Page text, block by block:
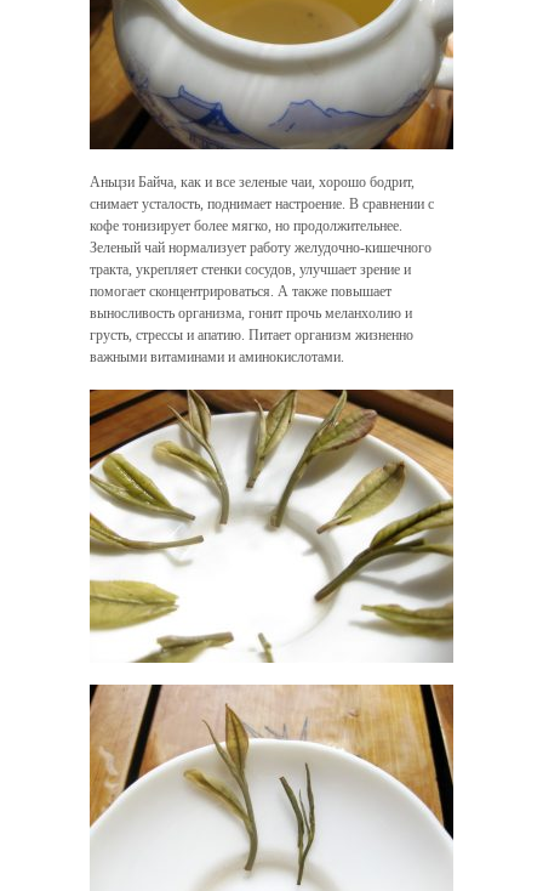
Аньцзи Байча, как и все зеленые чаи, хорошо бодрит,
снимает усталость, поднимает настроение. В сравнении с
кофе тонизирует более мягко, но продолжительнее.
Зеленый чай нормализует работу желудочно-кишечного
тракта, укрепляет стенки сосудов, улучшает зрение и
помогает сконцентрироваться. А также повышает
выносливость организма, гонит прочь меланхолию и
грусть, стрессы и апатию. Питает организм жизненно
важными витаминами и аминокислотами.